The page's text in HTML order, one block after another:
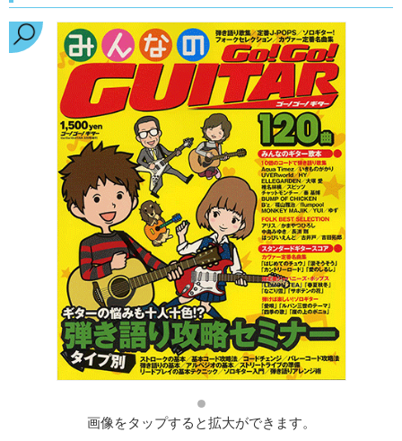
画像をタップすると拡大ができます。